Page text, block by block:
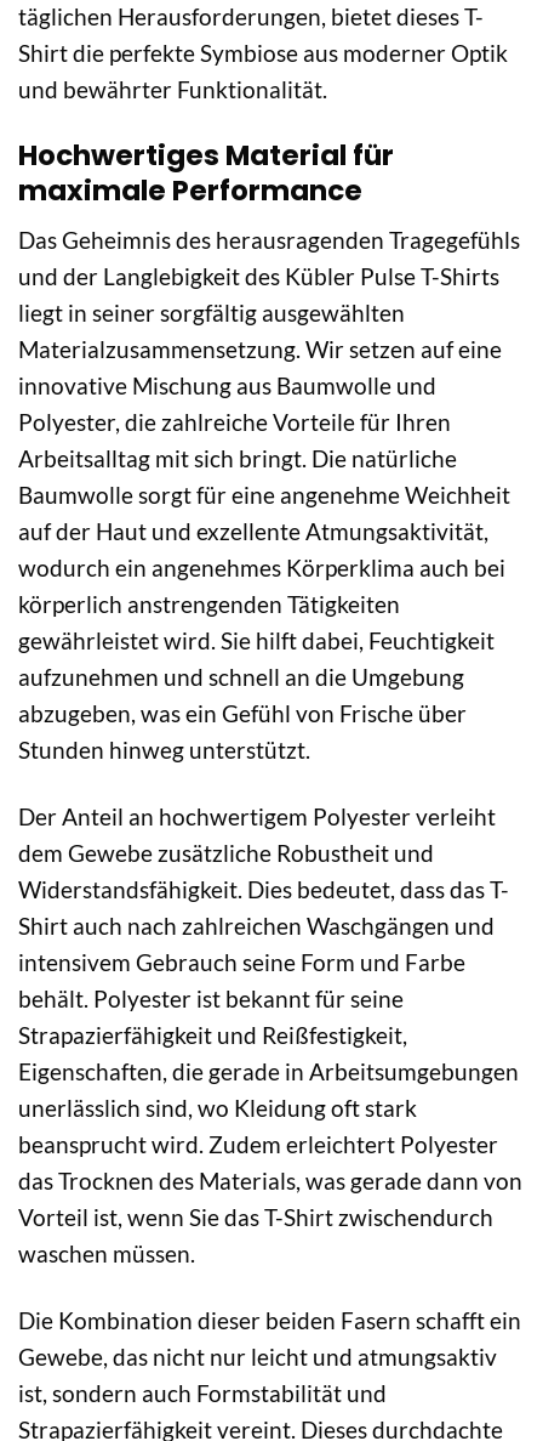
täglichen Herausforderungen, bietet dieses T-
Shirt die perfekte Symbiose aus moderner Optik
und bewährter Funktionalität.
Hochwertiges Material für
maximale Performance
Das Geheimnis des herausragenden Tragegefühls
und der Langlebigkeit des Kübler Pulse T-Shirts
liegt in seiner sorgfältig ausgewählten
Materialzusammensetzung. Wir setzen auf eine
innovative Mischung aus Baumwolle und
Polyester, die zahlreiche Vorteile für Ihren
Arbeitsalltag mit sich bringt. Die natürliche
Baumwolle sorgt für eine angenehme Weichheit
auf der Haut und exzellente Atmungsaktivität,
wodurch ein angenehmes Körperklima auch bei
körperlich anstrengenden Tätigkeiten
gewährleistet wird. Sie hilft dabei, Feuchtigkeit
aufzunehmen und schnell an die Umgebung
abzugeben, was ein Gefühl von Frische über
Stunden hinweg unterstützt.
Der Anteil an hochwertigem Polyester verleiht
dem Gewebe zusätzliche Robustheit und
Widerstandsfähigkeit. Dies bedeutet, dass das T-
Shirt auch nach zahlreichen Waschgängen und
intensivem Gebrauch seine Form und Farbe
behält. Polyester ist bekannt für seine
Strapazierfähigkeit und Reißfestigkeit,
Eigenschaften, die gerade in Arbeitsumgebungen
unerlässlich sind, wo Kleidung oft stark
beansprucht wird. Zudem erleichtert Polyester
das Trocknen des Materials, was gerade dann von
Vorteil ist, wenn Sie das T-Shirt zwischendurch
waschen müssen.
Die Kombination dieser beiden Fasern schafft ein
Gewebe, das nicht nur leicht und atmungsaktiv
ist, sondern auch Formstabilität und
Strapazierfähigkeit vereint. Dieses durchdachte